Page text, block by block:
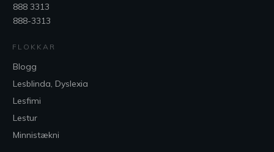
888 3313
888-3313
FLOKKAR
Blogg
Lesblinda, Dyslexia
Lesfimi
Lestur
Minnistækni